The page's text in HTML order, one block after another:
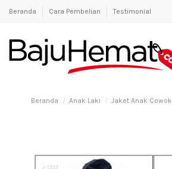
Beranda Cara Pembelian Testimonial
Beranda Anak Laki Jaket Anak Cowok